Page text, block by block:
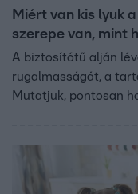
Miért van kis lyuk
szerepe van, mint
A biztosítótű alján
rugalmasságát, a
Mutatjuk, pontosan